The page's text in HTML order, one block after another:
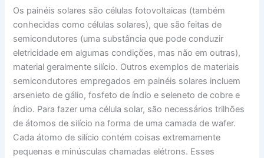
Os painéis solares são células fotovoltaicas (também
conhecidas como células solares), que são feitas de
semicondutores (uma substância que pode conduzir
eletricidade em algumas condições, mas não em outras),
material geralmente silício. Outros exemplos de materiais
semicondutores empregados em painéis solares incluem
arsenieto de gálio, fosfeto de índio e seleneto de cobre e
índio. Para fazer uma célula solar, são necessários trilhões
de átomos de silício na forma de uma camada de wafer.
Cada átomo de silício contém coisas extremamente
pequenas e minúsculas chamadas elétrons. Esses